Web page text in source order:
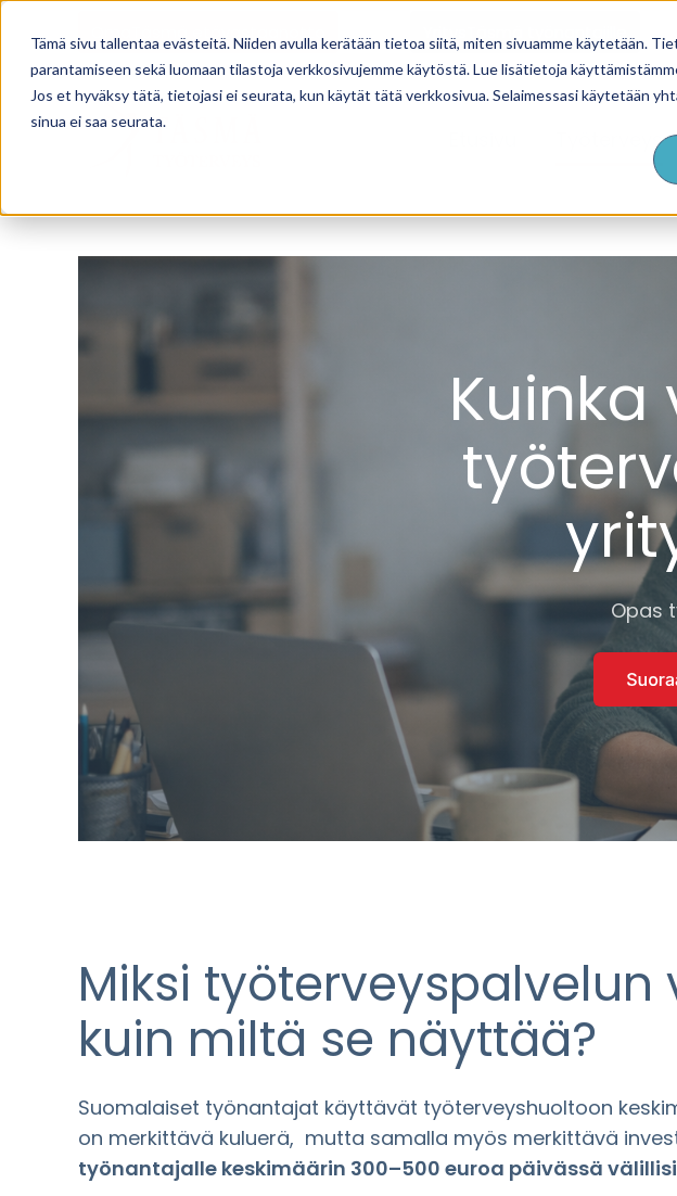
Tämä sivu tallentaa evästeitä. Niiden avulla kerätään tietoa siitä, miten sivuamme käytetään.
parantamiseen sekä luomaan tilastoja verkkosivujemme käytöstä. Lue lisätietoja
Jos et hyväksy tätä, tietojasi ei seurata, kun käytät tätä verkkosivua. Selaimessasi käytetään
sinua ei saa seurata.
Työterveys
Opas
Miksi
kuin miltä se näyttää?
Suomalaiset työnantajat käyttävät työterveyshuoltoon
on merkittävä kuluerä, mutta samalla myös merkittävä
työnantajalle keskimäärin 300–500 euroa päivässä